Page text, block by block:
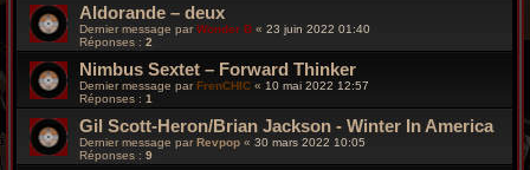
Aldorande – deux
Dernier message par Wonder B « 23 juin 2022 01:40
Réponses : 2
Nimbus Sextet – Forward Thinker
Dernier message parFrenCHIC « 10 mai 2022 12:57
Réponses : 1
Gil Scott-Heron/Brian Jackson - Winter In America
Dernier message par Revpop « 30 mars 2022 10:05
Réponses : 9